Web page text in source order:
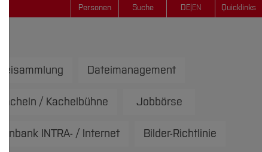
Personen Suche DE| EN Quicklinks
Dateimanagement
Kacheln / Kachelbühne Jobbörse
INTRA- / Internet Bilder-Richtlinie